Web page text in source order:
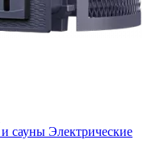
Электрические